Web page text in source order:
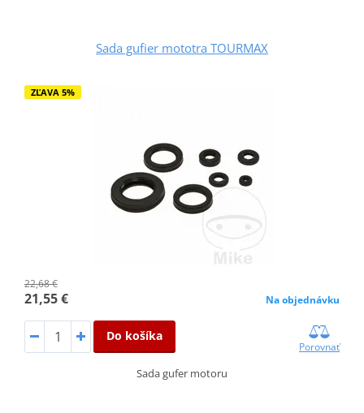
Sada gufier mototra TOURMAX
ZĽAVA 5%
22,68 €
21,55 € Na objednávku
Do košíka
Porovnať
Sada gufer motoru